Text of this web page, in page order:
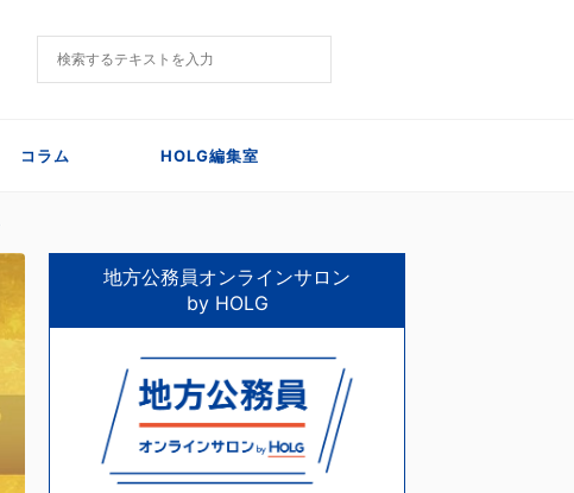
コラム HOLG編集室
地方公務員オンラインサロン
by HOLG